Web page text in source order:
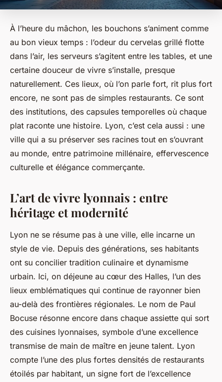
À l’heure du mâchon, les bouchons s’animent comme
au bon vieux temps : l’odeur du cervelas grillé flotte
dans l’air, les serveurs s’agitent entre les tables, et une
certaine douceur de vivre s’installe, presque
naturellement. Ces lieux, où l’on parle fort, rit plus fort
encore, ne sont pas de simples restaurants. Ce sont
des institutions, des capsules temporelles où chaque
plat raconte une histoire. Lyon, c’est cela aussi : une
ville qui a su préserver ses racines tout en s’ouvrant
au monde, entre patrimoine millénaire, effervescence
culturelle et élégance commerçante.
L’art de vivre lyonnais : entre
héritage et modernité
Lyon ne se résume pas à une ville, elle incarne un
style de vie. Depuis des générations, ses habitants
ont su concilier tradition culinaire et dynamisme
urbain. Ici, on déjeune au cœur des Halles, l’un des
lieux emblématiques qui continue de rayonner bien
au-delà des frontières régionales. Le nom de Paul
Bocuse résonne encore dans chaque assiette qui sort
des cuisines lyonnaises, symbole d’une excellence
transmise de main de maître en jeune talent. Lyon
compte l’une des plus fortes densités de restaurants
étoilés par habitant, un signe fort de l’excellence